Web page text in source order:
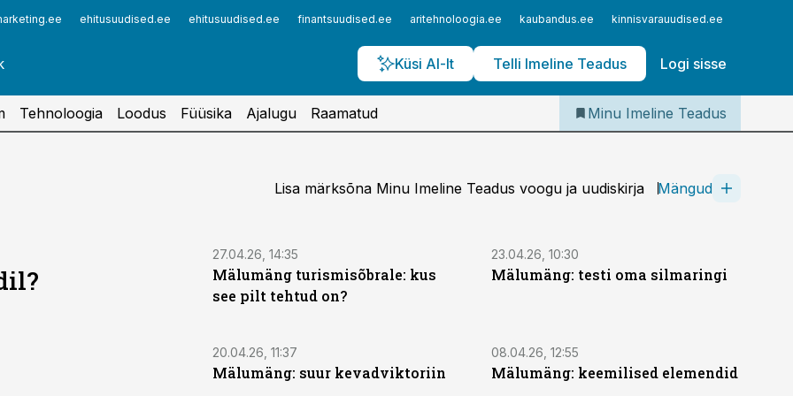
ehitusuudised.ee ehitusuudised.ee finantsuudised.ee aritehnoloogia.ee kaubandus.ee kinnisvarauudised.ee
Küsi AI-lt Telli Imeline Teadus Logi sisse
Iseteenindus
Telli Imeline Teadus
Tehnoloogia Loodus Füüsika Ajalugu Raamatud Minu Imeline Teadus
Lisa märksõna Minu Imeline Teadus voogu ja uudiskirja Mängud
27.04.26, 14:35
Mälumäng turismisõbrale: kus
see pilt tehtud on?
23.04.26, 10:30
Mälumäng: testi oma silmaringi
20.04.26, 11:37
Mälumäng: suur kevadviktoriin
08.04.26, 12:55
Mälumäng: keemilised elemendid